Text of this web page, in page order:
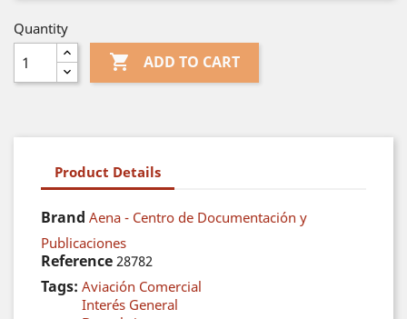
Quantity
 ADD TO CART
Product Details
Brand Aena - Centro de Documentación y
Publicaciones
Reference 28782
Tags: Aviación Comercial
Interés General